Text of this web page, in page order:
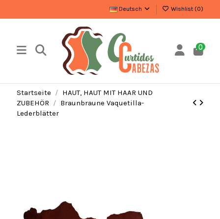
Deutsch Wishlist (0)
0
Startseite
HAUT, HAUT MIT HAAR UND
ZUBEHÖR
Braunbraune Vaquetilla-
Lederblätter